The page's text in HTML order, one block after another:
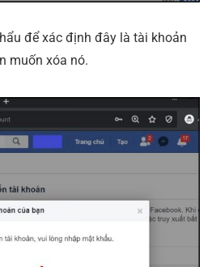
để xác định đây là tài khoản
muốn xóa nó.